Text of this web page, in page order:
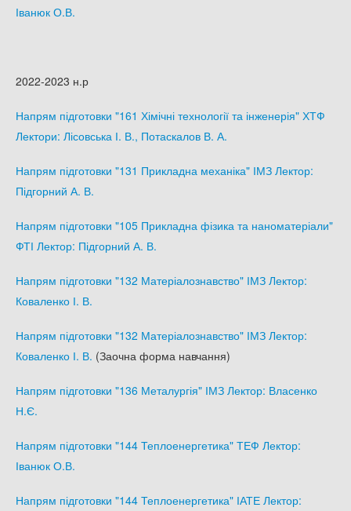
Іванюк О.В.
2022-2023 н.р
Напрям підготовки "161 Хімічні технології та інженерія" ХТФ
Лектори: Лісовська І. В., Потаскалов В. А.
Напрям підготовки "131 Прикладна механіка" ІМЗ Лектор:
Підгорний А. В.
Напрям підготовки "105 Прикладна фізика та наноматеріали"
ФТІ Лектор: Підгорний А. В.
Напрям підготовки "132 Матеріалознавство" ІМЗ Лектор:
Коваленко І. В.
Напрям підготовки "132 Матеріалознавство" ІМЗ Лектор:
Коваленко І. В. (Заочна форма навчання)
Напрям підготовки "136 Металургія" ІМЗ Лектор: Власенко
Н.Є.
Напрям підготовки "144 Теплоенергетика" ТЕФ Лектор:
Іванюк О.В.
Напрям підготовки "144 Теплоенергетика" ІАТЕ Лектор: